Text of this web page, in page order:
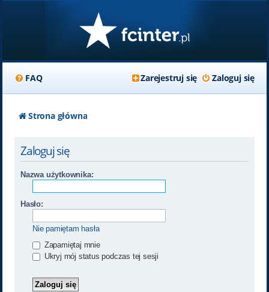
FAQ Zaloguj się
Zarejestruj się
Strona główna
Zaloguj się
Nazwa użytkownika:
Hasło:
Nie pamiętam hasła
Zapamiętaj mnie
Ukryj mój status podczas tej sesji